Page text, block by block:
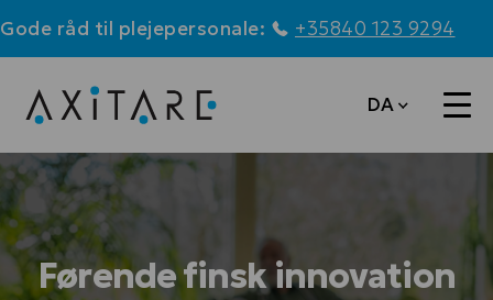
Gode råd til plejepersonale: +35840 123 9294
DA
Førende finsk innovation